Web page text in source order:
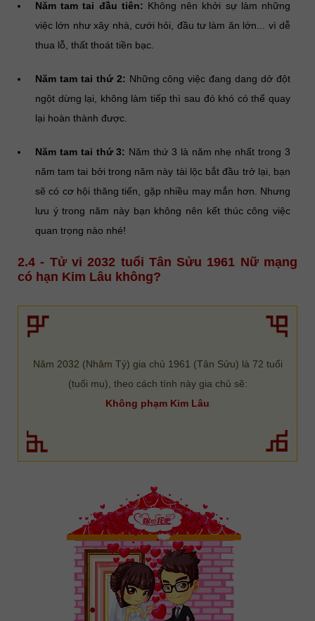
Năm tam tai đầu tiên: Không nên khởi sự làm những
việc lớn như xây nhà, cưới hỏi, đầu tư làm ăn lớn... vì dễ
thua lỗ, thất thoát tiền bạc.
Năm tam tai thứ 2: Những công việc đang dang dở đột
ngột dừng lại, không làm tiếp thì sau đó khó có thể quay
lại hoàn thành được.
Năm tam tai thứ 3: Năm thứ 3 là năm nhẹ nhất trong 3
năm tam tai bởi trong năm này tài lộc bắt đầu trở lại, bạn
sẽ có cơ hội thăng tiến, gặp nhiều may mắn hơn. Nhưng
lưu ý trong năm này bạn không nên kết thúc công việc
quan trọng nào nhé!
2.4 - Tử vi 2032 tuổi Tân Sửu 1961 Nữ mạng
có hạn Kim Lâu không?
Năm 2032 (Nhâm Tý) gia chủ 1961 (Tân Sửu) là 72 tuổi
(tuổi mụ), theo cách tính này gia chủ sẽ:
Không phạm Kim Lâu